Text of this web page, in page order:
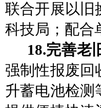
联合开展以旧
科技局； 配合
18.完善老
强制性报废回
升蓄电池检测